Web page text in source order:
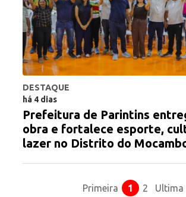
DESTAQUE
há 4 dias
Prefeitura de Parintins
obra e fortalece esporte,
lazer no Distrito do
Primeira 1 2 Ultima